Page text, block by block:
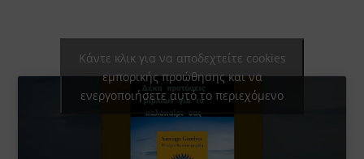
Κάντε κλικ για να αποδεχτείτε cookies
εμπορικής προώθησης και να
ενεργοποιήσετε αυτό το περιεχόμενο